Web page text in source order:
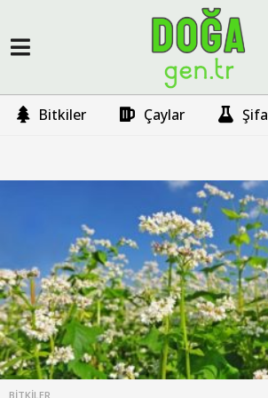
Bitkiler Çaylar Şifa
a
b
u
ğ
d
BITKILER